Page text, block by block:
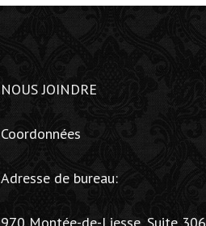
NOUS JOINDRE
Coordonnées
Adresse de bureau:
970 Montée-de-Liesse, Suite 306